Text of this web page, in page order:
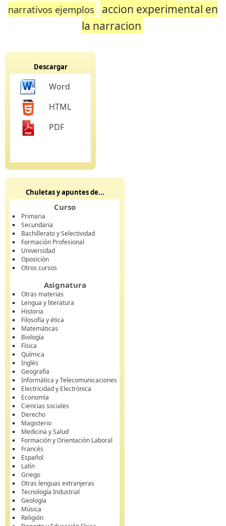
narrativos ejemplos
accion experimental en
la narracion
Descargar
Word
HTML
PDF
Chuletas y apuntes de...
Curso
Primaria
Secundaria
Bachillerato y Selectividad
Formación Profesional
Universidad
Oposición
Otros cursos
Asignatura
Otras materias
Lengua y literatura
Historia
Filosofía y ética
Matemáticas
Biología
Física
Química
Inglés
Geografía
Informática y Telecomunicaciones
Electricidad y Electrónica
Economía
Ciencias sociales
Derecho
Magisterio
Medicina y Salud
Formación y Orientación Laboral
Francés
Español
Latín
Griego
Otras lenguas extranjeras
Tecnología Industrial
Geología
Música
Religión